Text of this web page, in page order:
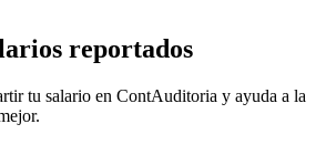
reportados
tu salario en ContAuditoria y ayuda a la